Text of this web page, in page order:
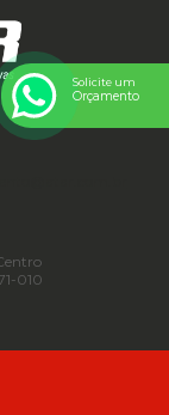
010
Solicite um
Orçamento